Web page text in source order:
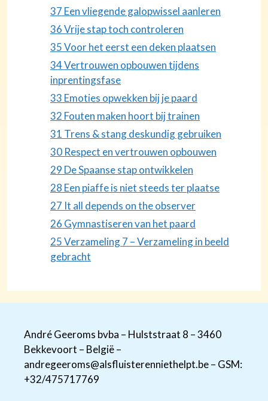
37 Een vliegende galopwissel aanleren
36 Vrije stap toch controleren
35 Voor het eerst een deken plaatsen
34 Vertrouwen opbouwen tijdens
inprentingsfase
33 Emoties opwekken bij je paard
32 Fouten maken hoort bij trainen
31 Trens & stang deskundig gebruiken
30 Respect en vertrouwen opbouwen
29 De Spaanse stap ontwikkelen
28 Een piaffe is niet steeds ter plaatse
27 It all depends on the observer
26 Gymnastiseren van het paard
25 Verzameling 7 – Verzameling in beeld
gebracht
André Geeroms bvba – Hulststraat 8 – 3460
Bekkevoort – België –
andregeeroms@alsfluisterenniethelpt.be – GSM:
+32/475717769